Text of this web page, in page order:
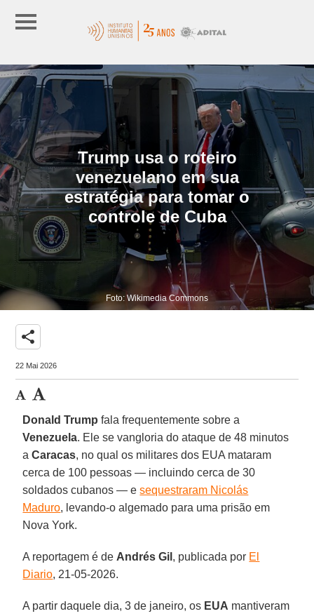
Trump usa o roteiro
venezuelano em sua
estratégia para tomar o
controle de Cuba
Foto: Wikimedia Commons
share
22 Mai 2026
Donald Trump fala frequentemente sobre a
Venezuela. Ele se vangloria do ataque de 48 minutos
aCaracas, no qual os militares dos EUA mataram
cerca de 100 pessoas — incluindo cerca de 30
soldados cubanos — esequestraram Nicolás
Maduro, levando-o algemado para uma prisão em
Nova York.
A reportagem é de Andrés Gil , publicada por El
Diario, 21-05-2026.
A partir daquele dia, 3 de janeiro, os EUA mantiveram